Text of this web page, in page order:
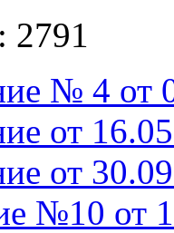
2791
№ 4 от
от
от
№10 от